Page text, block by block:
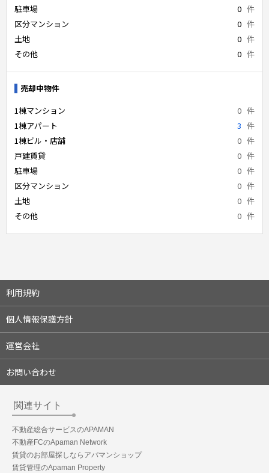
駐車場
0 件
区分マンション
0 件
土地
0 件
その他
0 件
売却中物件
1棟マンション
0 件
1棟アパート
3 件
1棟ビル・店舗
0 件
戸建賃貸
0 件
駐車場
0 件
区分マンション
0 件
土地
0 件
その他
0 件
利用規約
個人情報保護方針
運営会社
お問い合わせ
関連サイト
不動産総合サービスのAPAMAN
不動産FCのApaman Network
賃貸のお部屋探しならアパマンショップ
賃貸管理のApaman Property